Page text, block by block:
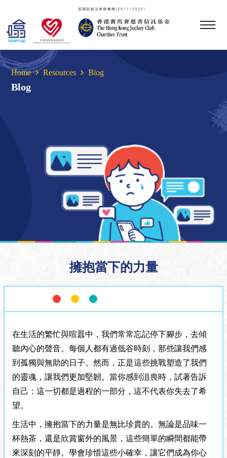
Home Resources Blog
Blog
擁抱當下的力量
在生活的繁忙與喧囂中，我們常常忘記停下腳步，去傾
聽內心的聲音。每個人都有過低谷時刻，那些讓我們感
到孤獨與無助的日子。然而，正是這些挑戰塑造了我們
的靈魂，讓我們更加堅韌。當你感到沮喪時，試著告訴
自己：這一切都是過程的一部分，這不代表你失去了希
望。
生活中，擁抱當下的力量是無比珍貴的。無論是品味一
杯熱茶，還是欣賞窗外的風景，這些簡單的瞬間都能帶
來深刻的平靜。學會珍惜這些小確幸，讓它們成為你心